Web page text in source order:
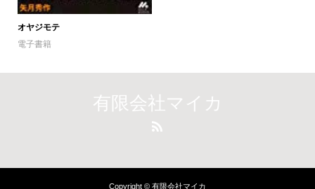
オヤジモテ
電子書籍
有限会社マイカ
Copyright © 有限会社マイカ